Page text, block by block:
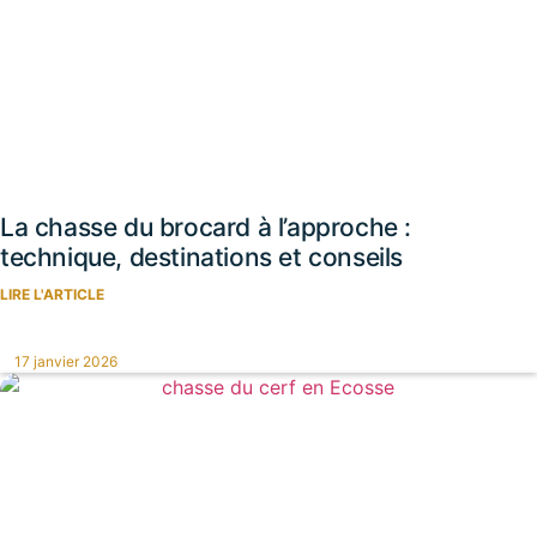
La chasse du brocard à l’approche :
technique, destinations et conseils
LIRE L'ARTICLE
17 janvier 2026